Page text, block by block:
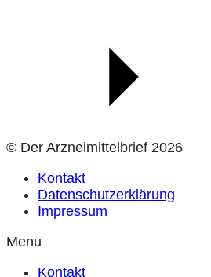
© Der Arzneimittelbrief 2026
Kontakt
Datenschutzerklärung
Impressum
Menu
Kontakt